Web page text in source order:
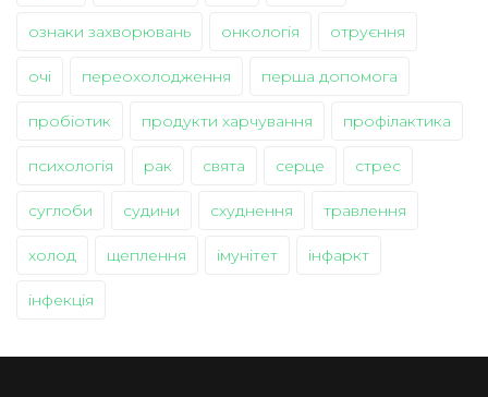
ознаки захворювань онкологія отруєння
очі переохолодження перша допомога
пробіотик продукти харчування профілактика
психологія рак свята серце стрес
суглоби судини схуднення травлення
холод щеплення імунітет інфаркт
інфекція